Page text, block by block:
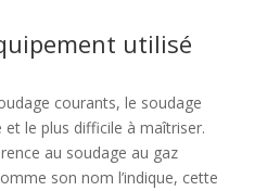
utilisé
courants, le soudage
le plus difficile à maîtriser.
au soudage au gaz
son nom l’indique, cette